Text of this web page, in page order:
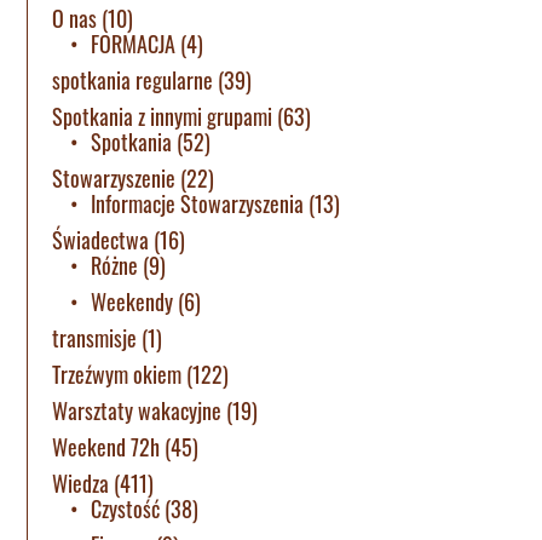
O nas(10)
FORMACJA(4)
spotkania regularne (39)
Spotkania z innymi grupami (63)
Spotkania (52)
Stowarzyszenie (22)
Informacje Stowarzyszenia (13)
Świadectwa (16)
Różne (9)
Weekendy(6)
transmisje (1)
Trzeźwym okiem(122)
Warsztaty wakacyjne (19)
Weekend 72h(45)
Wiedza (411)
Czystość(38)